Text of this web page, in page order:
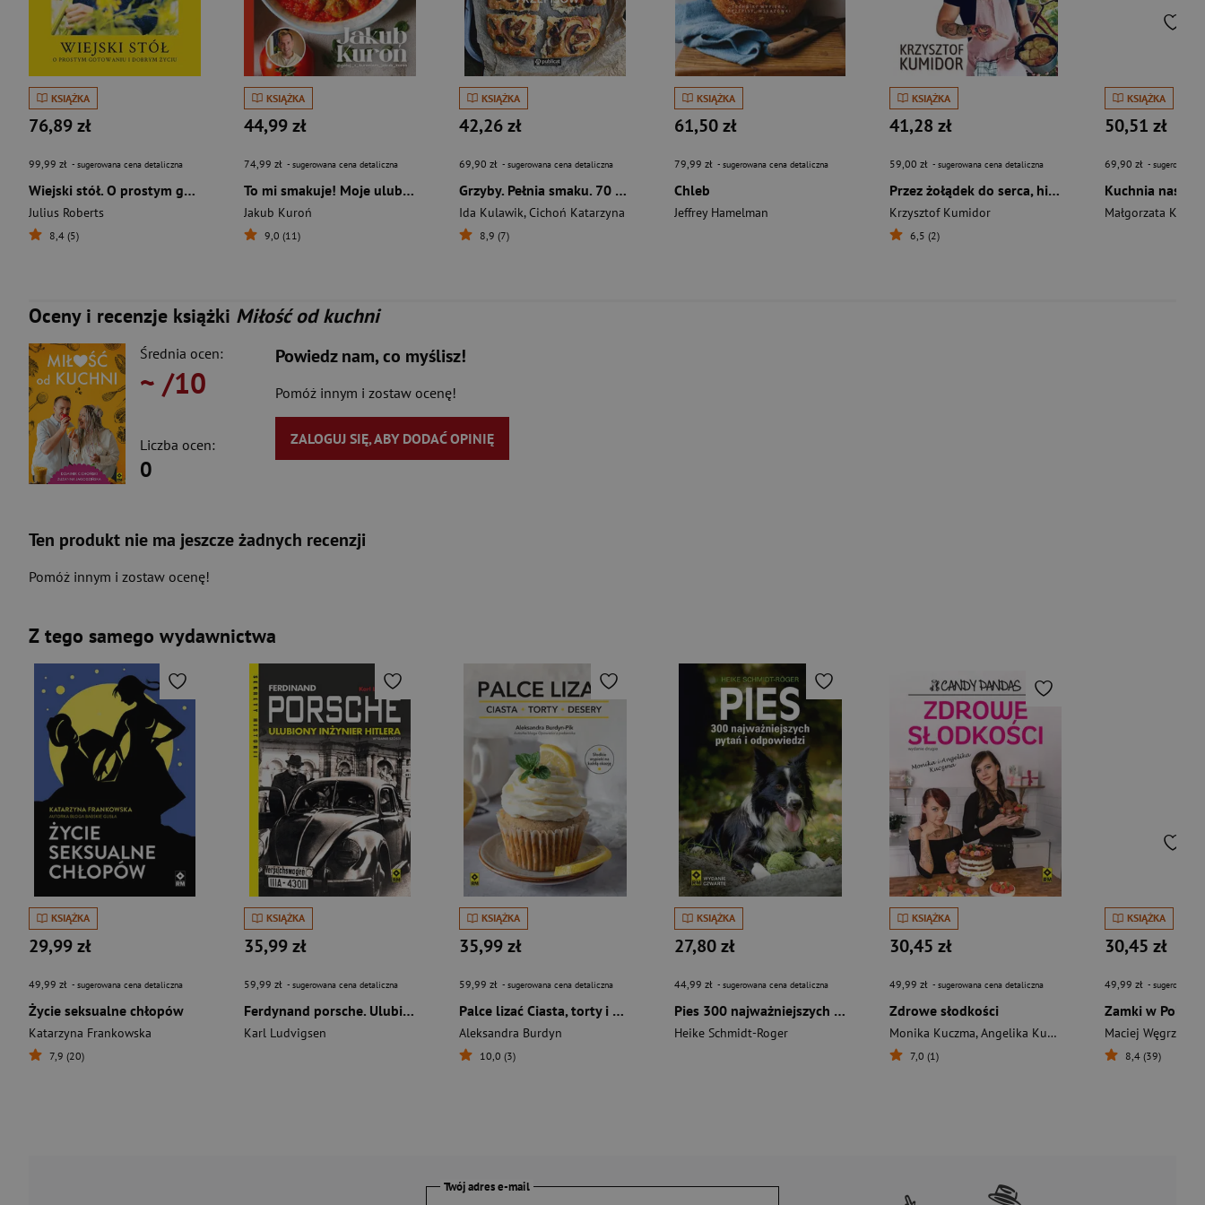
KSIĄŻKA
76,89 zł
99,99 zł - sugerowana cena detaliczna
Wiejski stół. O prostym gotowaniu i dobrym życiu
Julius Roberts
8,4 (5)
KSIĄŻKA
44,99 zł
74,99 zł - sugerowana cena detaliczna
To mi smakuje! Moje ulubione dania
Jakub Kuroń
9,0 (11)
KSIĄŻKA
42,26 zł
69,90 zł - sugerowana cena detaliczna
Grzyby. Pełnia smaku. 70 przepisów
Ida Kulawik,Cichoń Katarzyna
8,9 (7)
KSIĄŻKA
61,50 zł
79,99 zł - sugerowana cena detaliczna
Chleb
Jeffrey Hamelman
KSIĄŻKA
41,28 zł
59,00 zł - sugerowana cena detaliczna
Przez żołądek do serca, historia chłopaka z podwórka
Krzysztof Kumidor
6,5 (2)
KSIĄŻKA
50,51 zł
69,90 zł - sugerowana
Kuchnia
Małgorzata Kur
Oceny i recenzje książki Miłość od kuchni
Średnia ocen:
~ /10
Liczba ocen:
0
Powiedz nam, co myślisz!
Pomóż innym i zostaw ocenę!
ZALOGUJ SIĘ, ABY DODAĆ OPINIĘ
Ten produkt nie ma jeszcze żadnych recenzji
Pomóż innym i zostaw ocenę!
Z tego samego wydawnictwa
KSIĄŻKA
29,99 zł
49,99 zł - sugerowana cena detaliczna
Życie seksualne chłopów
Katarzyna Frankowska
7,9 (20)
KSIĄŻKA
35,99 zł
59,99 zł - sugerowana cena detaliczna
Ferdynand porsche. Ulubiony inżynier Hitlera wyd. 2026
Karl Ludvigsen
KSIĄŻKA
35,99 zł
59,99 zł - sugerowana cena detaliczna
Palce lizać Ciasta, torty i desery
Aleksandra Burdyn
10,0 (3)
KSIĄŻKA
27,80 zł
44,99 zł - sugerowana cena detaliczna
Pies 300 najważniejszych pytań i odpowiedzi wyd. 2026
Heike Schmidt-Roger
KSIĄŻKA
30,45 zł
49,99 zł - sugerowana cena detaliczna
Zdrowe słodkości
Monika Kuczma,Angelika Kuczma
7,0 (1)
KSIĄŻKA
30,45 zł
49,99 zł - sugerowana
Maciej Węgrzyn
8,4 (39)
Twój adres e-mail